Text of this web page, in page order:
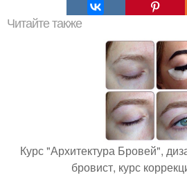
Читайте также
Курс "Архитектура Бровей",
бровист, курс